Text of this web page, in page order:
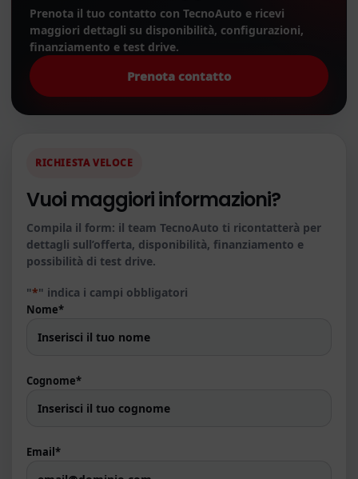
Prenota il tuo contatto con TecnoAuto e ricevi
maggiori dettagli su disponibilità, configurazioni,
finanziamento e test drive.
Prenota contatto
RICHIESTA VELOCE
Vuoi maggiori informazioni?
Compila il form: il team TecnoAuto ti ricontatterà per
dettagli sull’offerta, disponibilità, finanziamento e
possibilità di test drive.
"*" indica i campi obbligatori
Nome*
Cognome*
Email*